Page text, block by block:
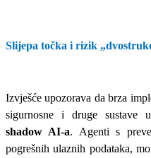
Slijepa točka i rizik
Izvješće upozorava da brza
sigurnosne i druge sustave
shadow AI‑a. Agenti s
pogrešnih ulaznih podataka,